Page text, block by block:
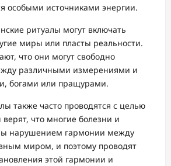
особыми источниками энергии.
ритуалы могут включать
миры или пласты реальности.
что они могут свободно
различными измерениями и
богами или пращурами.
также часто проводятся с целью
что многие болезни и
нарушением гармонии между
миром, и поэтому проводят
этой гармонии и